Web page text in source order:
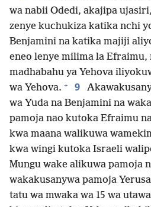
wa nabii Odedi, akajipa
zenye kuchukiza katika nchi
Benjamini na katika majiji
eneo lenye milima la Efraimu,
madhabahu ya Yehova
wa Yehova. + 9
wa Yuda na Benjamini na
pamoja nao kutoka Efraimu
kwa maana walikuwa
kwa wingi kutoka Israeli
Mungu wake alikuwa pamoja
wakakusanywa pamoja
tatu wa mwaka wa 15 wa